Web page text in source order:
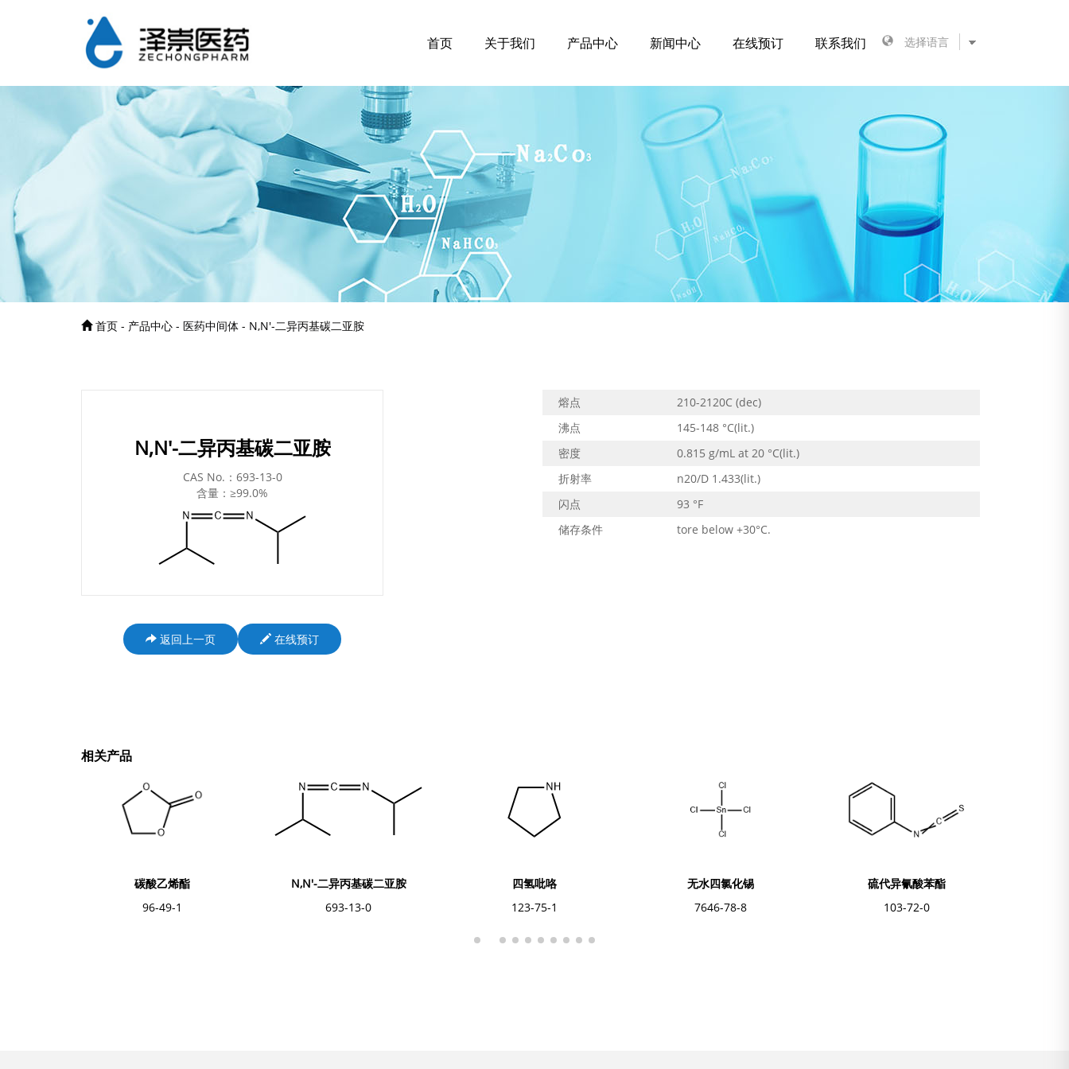
首页 关于我们 产品中心 新闻中心 在线预订 联系我们
首页 - 产品中心 - 医药中间体 - N,N'-二异丙基碳二亚胺
N,N'-二异丙基碳二亚胺
CAS No.：693-13-0
含量：≥99.0%
熔点
210-2120C (dec)
沸点
145-148 °C(lit.)
密度
0.815 g/mL at 20 °C(lit.)
折射率
n20/D 1.433(lit.)
闪点
93 °F
储存条件
tore below +30°C.
返回上一页 在线预订
相关产品
N,N'-二异丙基碳二亚胺
693-13-0
四氢吡咯
123-75-1
无水四氯化锡
7646-78-8
硫代异氰酸苯酯
103-72-0
N，N-二异丙基乙胺
7087-68-5